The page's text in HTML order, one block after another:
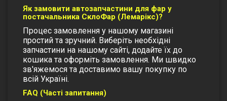
Як замовити автозапчастини для фар у
постачальника СклоФар (Лемарікс)?
Процес замовлення у нашому магазині
простий та зручний. Виберіть необхідні
запчастини на нашому сайті, додайте їх до
кошика та оформіть замовлення. Ми швидко
зв'яжемося та доставимо вашу покупку по
всій Україні.
FAQ (Часті запитання)